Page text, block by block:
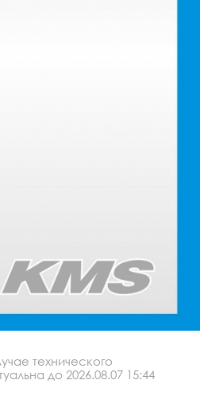
технического
до 2026.08.07 15:44